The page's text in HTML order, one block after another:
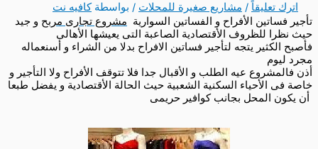
اترك تعليقاً / مشاريع صغيرة للمحلات / بواسطة كافيه نت
تأجير فساتين الأفراح و الفساتين السوارية مشروع تجارى مربح و جيد
حيث نظرا للظروف الأقتصادية الصاعبة التى يعيشها الأهالى
فأصبح الكثير يتجه لتأجير فساتين الافراح بدلا من الشراء و أسنعماله
مجرد ليوم
أذن فالمشروع عيه الطلب و الأقبال جدا فلا تتوقف الأفراح ولا التأجير و
خاصة فى الأحياء السكنية الشعبية حيث الحالة الأقتصادية و يفضل طبعا
أن يكون المحل بجانبكوافير حريمى